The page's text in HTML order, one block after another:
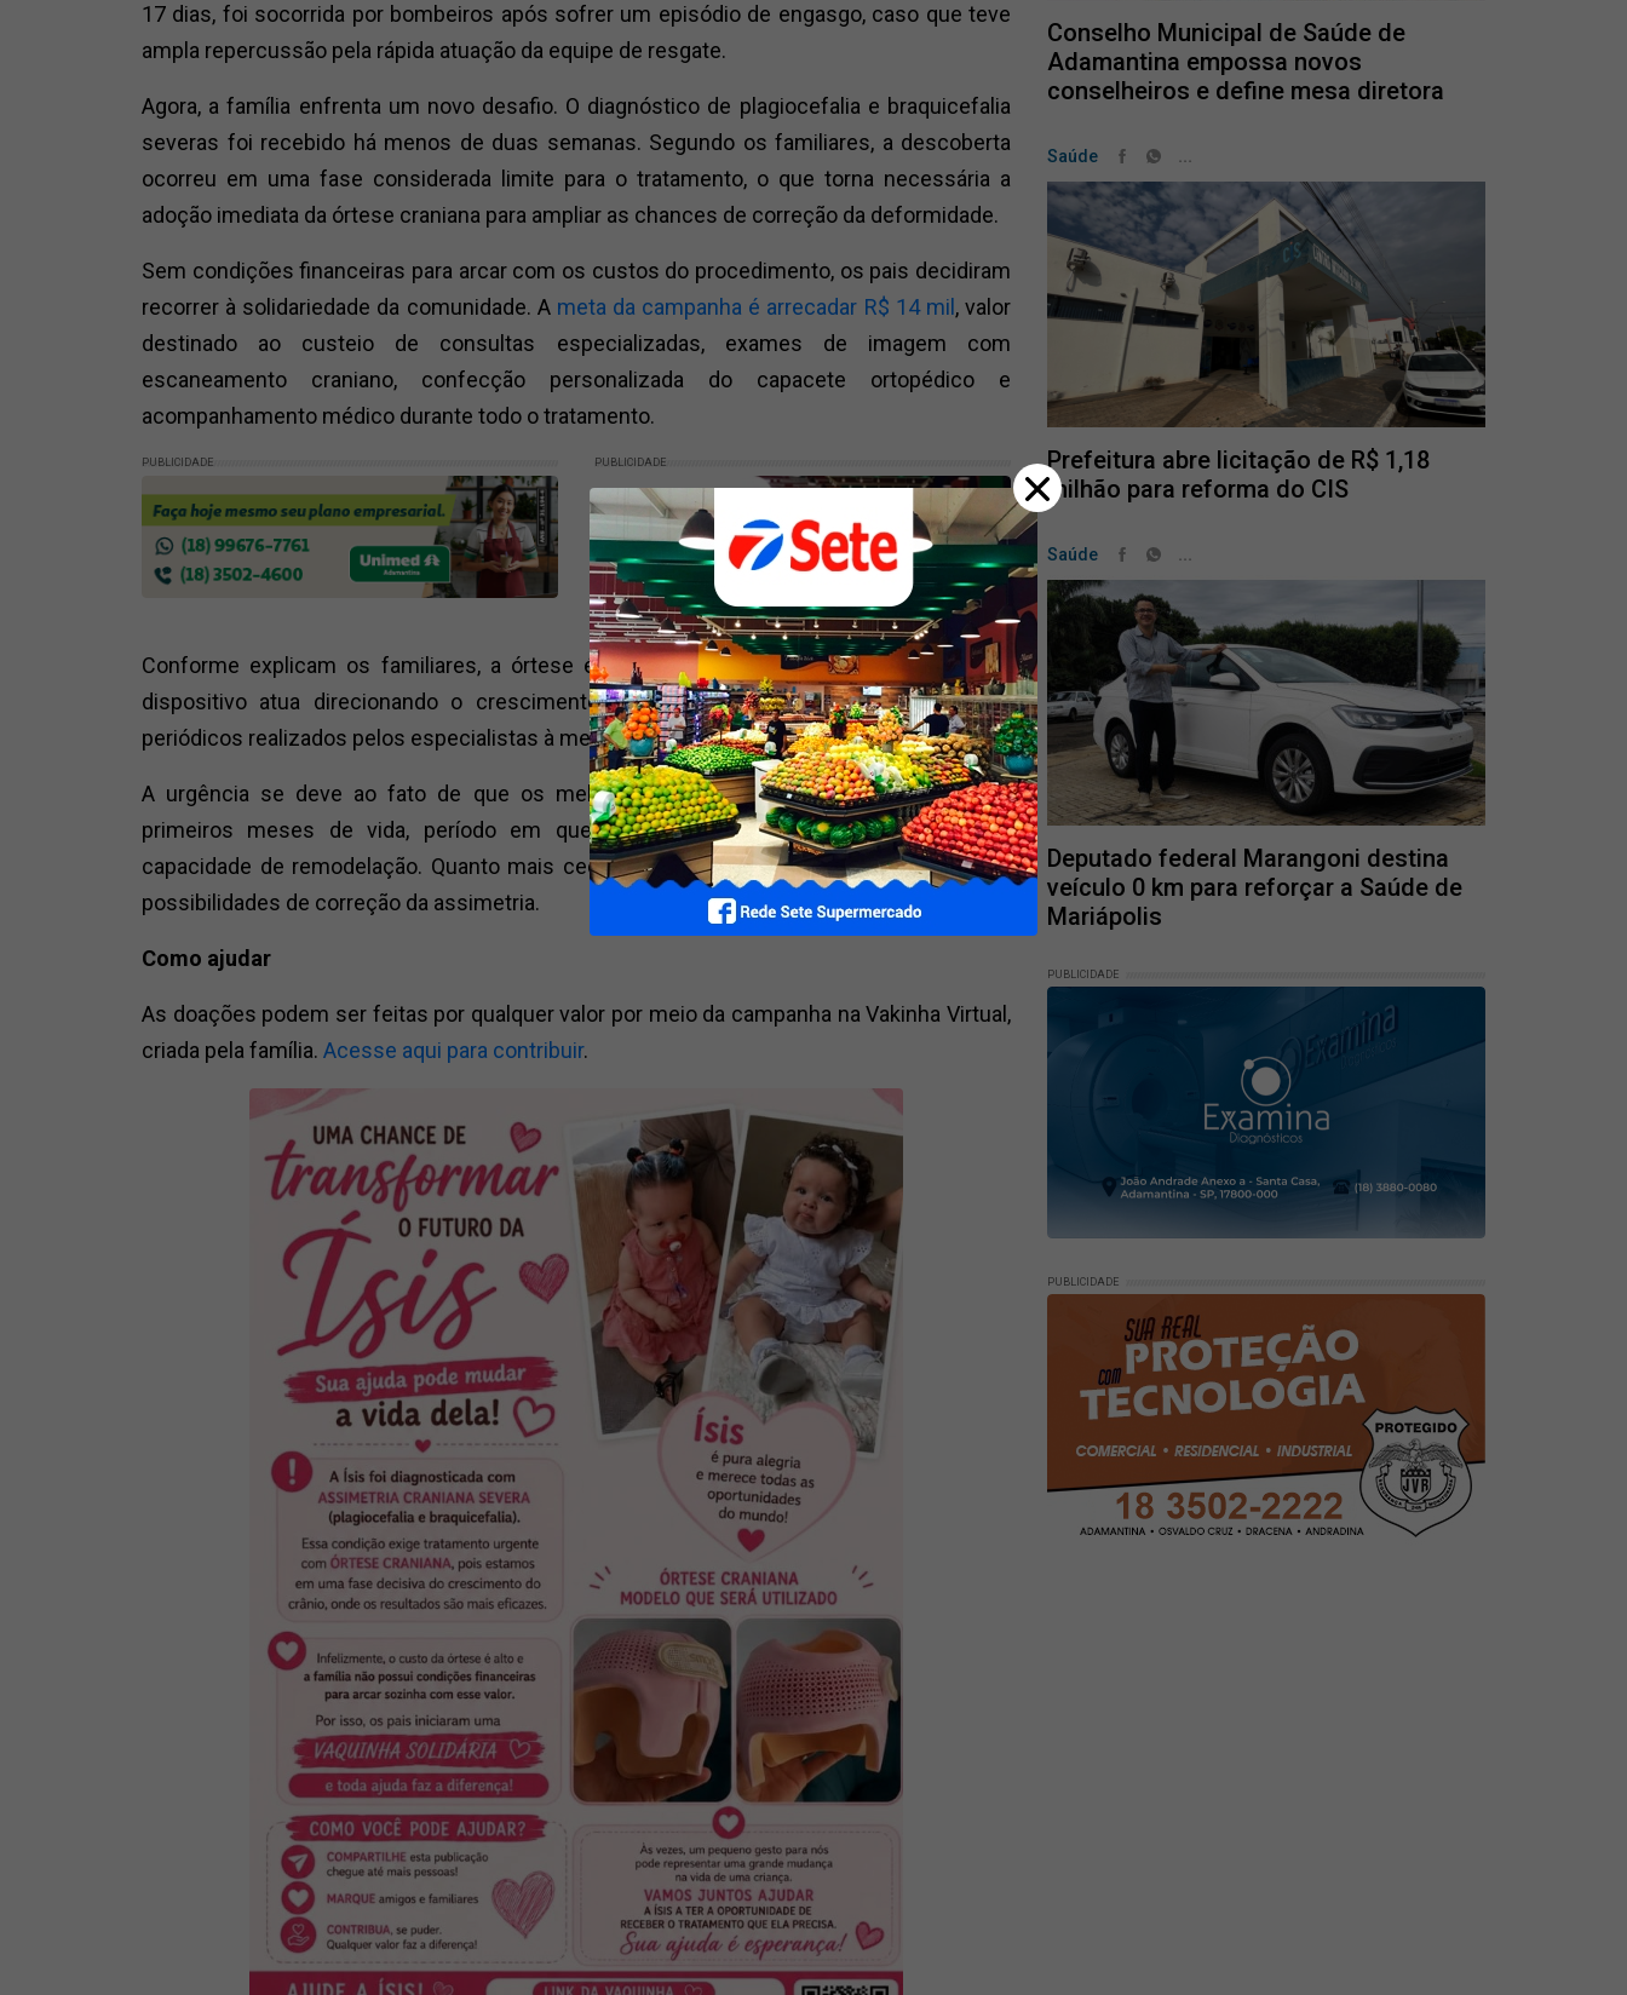
17 dias, foi socorrida por bombeiros após sofrer um episódio de engasgo, caso que teve
ampla repercussão pela rápida atuação da equipe de resgate.
Agora, a família enfrenta um novo desafio. O diagnóstico de plagiocefalia e braquicefalia
severas foi recebido há menos de duas semanas. Segundo os familiares, a descoberta
ocorreu em uma fase considerada limite para o tratamento, o que torna necessária a
adoção imediata da órtese craniana para ampliar as chances de correção da deformidade.
Sem condições financeiras para arcar com os custos do procedimento, os pais decidiram
recorrer à solidariedade da comunidade. A meta da campanha é arrecadar R$ 14 mil , valor
destinado ao custeio de consultas especializadas, exames de imagem com
escaneamento craniano, confecção personalizada do capacete ortopédico e
acompanhamento médico durante todo o tratamento.
PUBLICIDADE PUBLICIDADE
Conforme explicam os familiares, a órtese é produzida sob medida para a criança. O
dispositivo atua direcionando o crescimento natural do crânio e passa por ajustes
periódicos realizados pelos especialistas à medida que a cabeça do bebê se desenvolve.
A urgência se deve ao fato de que os melhores resultados são obtidos durante os
primeiros meses de vida, período em que os ossos cranianos apresentam maior
capacidade de remodelação. Quanto mais cedo o tratamento é iniciado, maiores são as
possibilidades de correção da assimetria.
Como ajudar
As doações podem ser feitas por qualquer valor por meio da campanha na Vakinha Virtual,
criada pela família. Acesse aqui para contribuir.
Conselho Municipal de Saúde de
Adamantina empossa novos
conselheiros e define mesa diretora
Saúde ...
Prefeitura abre licitação de R$ 1,18
milhão para reforma do CIS
Saúde ...
Deputado federal Marangoni destina
veículo 0 km para reforçar a Saúde de
Mariápolis
PUBLICIDADE
PUBLICIDADE